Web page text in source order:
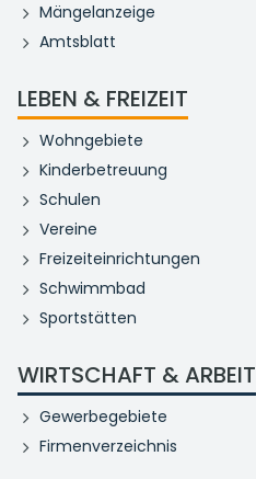
Mängelanzeige
Amtsblatt
LEBEN & FREIZEIT
Wohngebiete
Kinderbetreuung
Schulen
Vereine
Freizeiteinrichtungen
Schwimmbad
Sportstätten
WIRTSCHAFT & ARBEIT
Gewerbegebiete
Firmenverzeichnis